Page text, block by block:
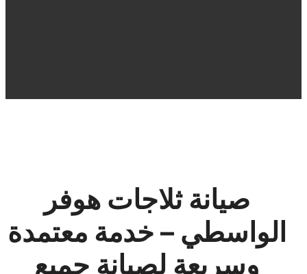
صيانة ثلاجات هوفر
الواسطي – خدمة معتمدة
وسريعة لصيانة جميع